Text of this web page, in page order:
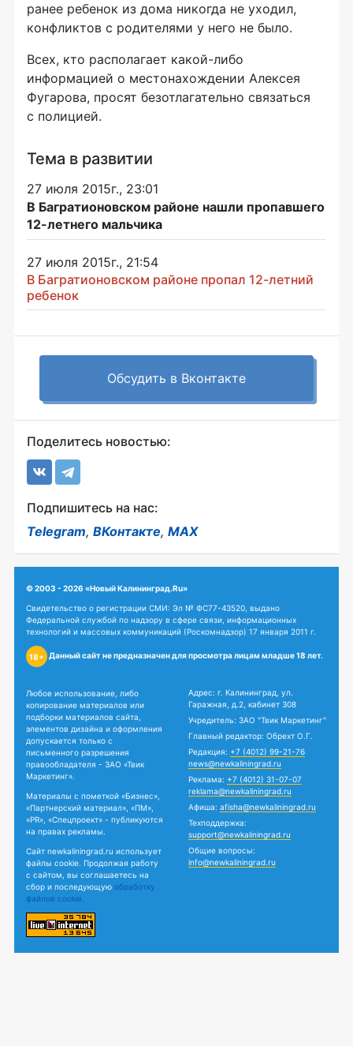
ранее ребенок из дома никогда не уходил,
конфликтов с родителями у него не было.
Всех, кто располагает какой-либо
информацией о местонахождении Алексея
Фугарова, просят безотлагательно связаться
с полицией.
Тема в развитии
27 июля 2015г., 23:01
В Багратионовском районе нашли пропавшего
12-летнего мальчика
27 июля 2015г., 21:54
В Багратионовском районе пропал 12-летний
ребенок
Обсудить в Вконтакте
Поделитесь новостью:
Подпишитесь на нас:
Telegram, ВКонтакте, MAX
© 2003 - 2026 «Новый Калининград.Ru»
Свидетельство о регистрации СМИ: Эл № ФС77-43520, выдано
Федеральной службой по надзору в сфере связи, информационных
технологий и массовых коммуникаций (Роскомнадзор) 17 января 2011 г.
18+ Данный сайт не предназначен для просмотра лицам младше 18 лет.
Любое использование, либо
копирование материалов или
подборки материалов сайта,
элементов дизайна и оформления
допускается только с
письменного разрешения
правообладателя - ЗАО «Твик
Маркетинг».
Материалы с пометкой «Бизнес»,
«Партнерский материал», «ПМ»,
«PR», «Спецпроект» - публикуются
на правах рекламы.
Сайт newkaliningrad.ru использует
файлы cookie. Продолжая работу
с сайтом, вы соглашаетесь на
сбор и последующую обработку
файлов cookie.
Адрес: г. Калининград, ул.
Гаражная, д.2, кабинет 308
Учредитель: ЗАО "Твик Маркетинг"
Главный редактор: Обрехт О.Г.
Редакция: +7 (4012) 99-21-76
news@newkaliningrad.ru
Реклама: +7 (4012) 31-07-07
reklama@newkaliningrad.ru
Афиша: afisha@newkaliningrad.ru
Техподдержка:
support@newkaliningrad.ru
Общие вопросы:
info@newkaliningrad.ru